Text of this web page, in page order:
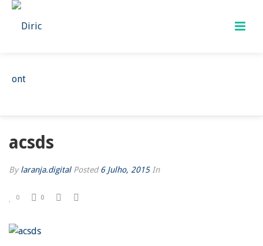
ACSDS
acsds
Bylaranja.digital Posted6 Julho, 2015 In
0 0